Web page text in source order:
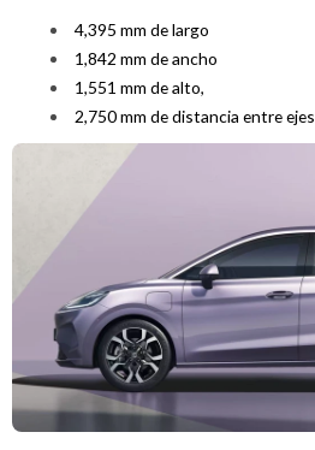
4,395 mm de largo
1,842 mm de ancho
1,551 mm de alto,
2,750 mm de distancia entre ejes